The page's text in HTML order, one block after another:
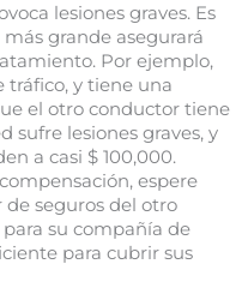
lesiones graves. Es
grande asegurará
Por ejemplo,
tráfico, y tiene una
el otro conductor tiene
sufre lesiones graves, y
a casi $ 100,000.
espere
de seguros del otro
su compañía de
para cubrir sus